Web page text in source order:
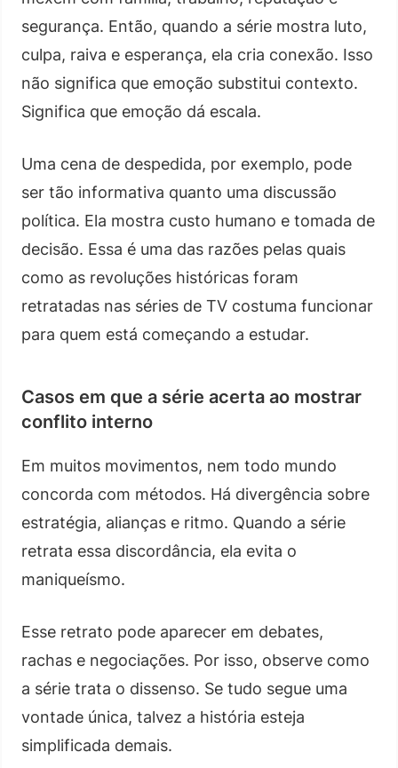
segurança. Então, quando a série mostra luto,
culpa, raiva e esperança, ela cria conexão. Isso
não significa que emoção substitui contexto.
Significa que emoção dá escala.
Uma cena de despedida, por exemplo, pode
ser tão informativa quanto uma discussão
política. Ela mostra custo humano e tomada de
decisão. Essa é uma das razões pelas quais
como as revoluções históricas foram
retratadas nas séries de TV costuma funcionar
para quem está começando a estudar.
Casos em que a série acerta ao mostrar
conflito interno
Em muitos movimentos, nem todo mundo
concorda com métodos. Há divergência sobre
estratégia, alianças e ritmo. Quando a série
retrata essa discordância, ela evita o
maniqueísmo.
Esse retrato pode aparecer em debates,
rachas e negociações. Por isso, observe como
a série trata o dissenso. Se tudo segue uma
vontade única, talvez a história esteja
simplificada demais.